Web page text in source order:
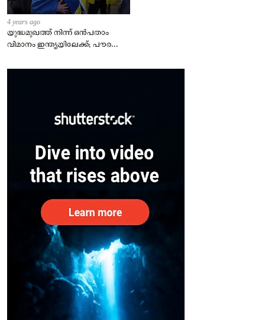
4 years ago
യുദ്ധമുഖത്ത് നിന്ന് ഒൻപതാം
വിമാനം ഇന്ത്യയിലേക്ക്; പൗരന്മാർ
– കേന്ദ്രം